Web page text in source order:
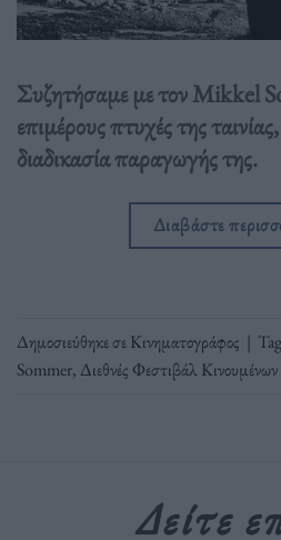
Συζητήσαμε με τον Mikkel
επιμέρους πτυχές της
διαδικασία παραγωγής της.
Διαβάστε
Δημοσιεύθηκε σεΚινηματογράφος |
Sommer, Διεθνές Φεστιβάλ
Δείτε